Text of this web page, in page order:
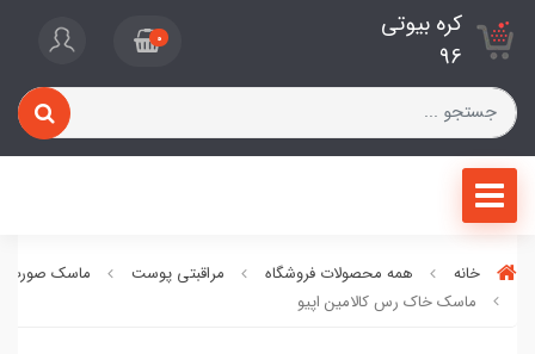
کره بیوتی
96
0
خانه همه محصولات فروشگاه مراقبتی پوست
ماسک صورت
ماسک خاک رس کالامین اپیو